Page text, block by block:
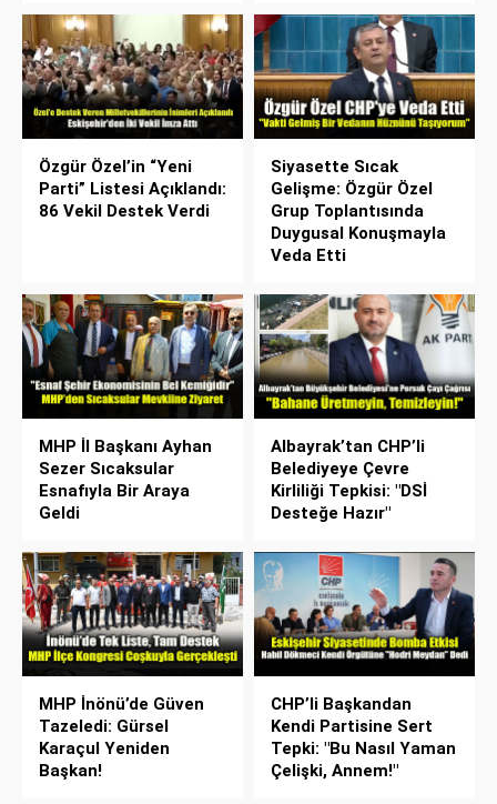
Özgür Özel’in “Yeni
Parti” Listesi Açıklandı:
86 Vekil Destek Verdi
Siyasette Sıcak
Gelişme: Özgür Özel
Grup Toplantısında
Duygusal Konuşmayla
Veda Etti
MHP İl Başkanı Ayhan
Sezer Sıcaksular
Esnafıyla Bir Araya
Geldi
Albayrak’tan CHP’li
Belediyeye Çevre
Kirliliği Tepkisi: "DSİ
Desteğe Hazır"
MHP İnönü’de Güven
Tazeledi: Gürsel
Karaçul Yeniden
Başkan!
CHP’li Başkandan
Kendi Partisine Sert
Tepki: "Bu Nasıl Yaman
Çelişki, Annem!"